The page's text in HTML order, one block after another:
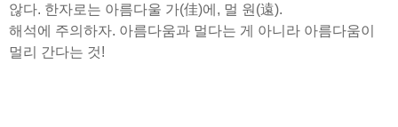
않다. 한자로는 아름다울 가(佳)에, 멀 원(遠).
해석에 주의하자. 아름다움과 멀다는 게 아니라 아름다움이
멀리 간다는 것!